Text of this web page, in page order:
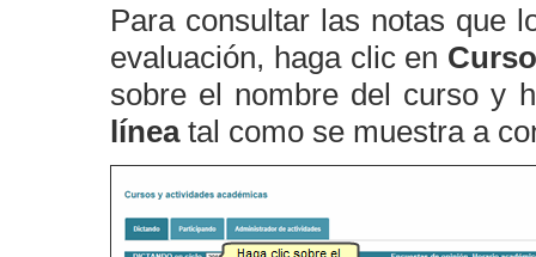
Para consultar las notas que
evaluación, haga clic en
sobre el nombre del curso y
líneatal como se muestra a